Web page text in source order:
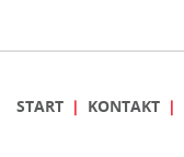
START KONTAKT